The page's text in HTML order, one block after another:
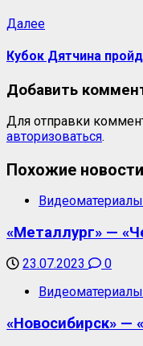
Далее
Кубок Дятчина
Добавить
Для отправки
авторизоваться.
Похожие новости
Видеоматериалы
«Металлург» —
23.07.2023
0
Видеоматериалы
«Новосибирск» —